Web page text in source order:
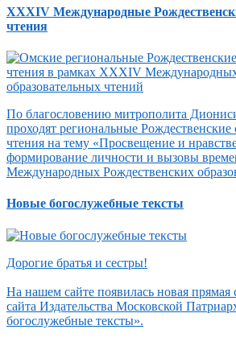
XXXIV Международные
чтения
По благословению митрополита
проходят региональные Рождественские
чтения на тему «Просвещение и
формирование личности и вызовы
Международных Рождественских
Новые богослужебные тексты
Дорогие братья и сестры!
На нашем сайте появилась новая прямая
сайта Издательства Московской
богослужебные тексты».